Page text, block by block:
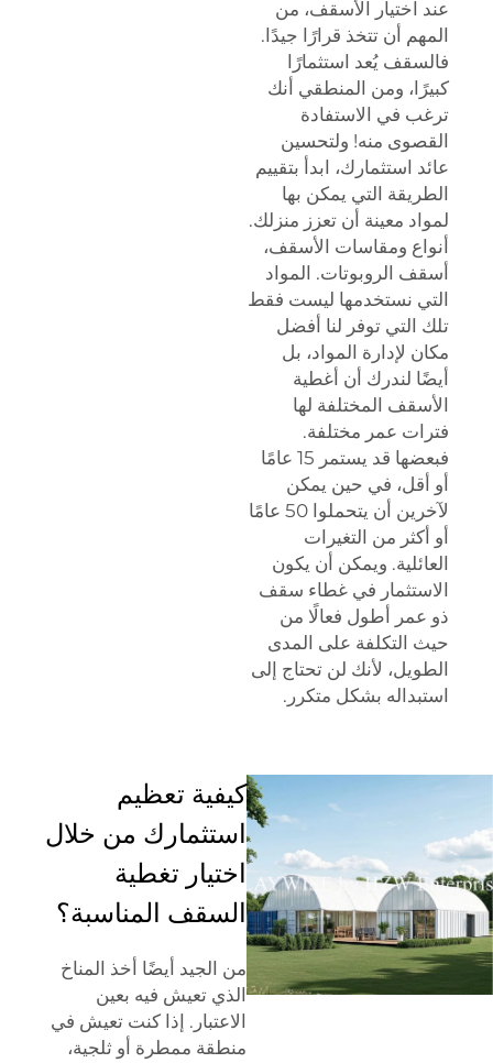
عند اختيار الأسقف، من
المهم أن تتخذ قرارًا جيدًا.
فالسقف يُعد استثمارًا
كبيرًا، ومن المنطقي أنك
ترغب في الاستفادة
القصوى منه! ولتحسين
عائد استثمارك، ابدأ بتقييم
الطريقة التي يمكن بها
لمواد معينة أن تعزز منزلك.
أنواع ومقاسات الأسقف،
أسقف الروبوتات. المواد
التي نستخدمها ليست فقط
تلك التي توفر لنا أفضل
مكان لإدارة المواد، بل
أيضًا لندرك أن أغطية
الأسقف المختلفة لها
فترات عمر مختلفة.
فبعضها قد يستمر 15 عامًا
أو أقل، في حين يمكن
لآخرين أن يتحملوا 50 عامًا
أو أكثر من التغيرات
العائلية. ويمكن أن يكون
الاستثمار في غطاء سقف
ذو عمر أطول فعالًا من
حيث التكلفة على المدى
الطويل، لأنك لن تحتاج إلى
استبداله بشكل متكرر.
كيفية تعظيم
استثمارك من خلال
اختيار تغطية
السقف المناسبة؟
من الجيد أيضًا أخذ المناخ
الذي تعيش فيه بعين
الاعتبار. إذا كنت تعيش في
منطقة ممطرة أو ثلجية،